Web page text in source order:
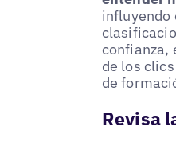
influyendo
confianza,
de los
de
Revisa